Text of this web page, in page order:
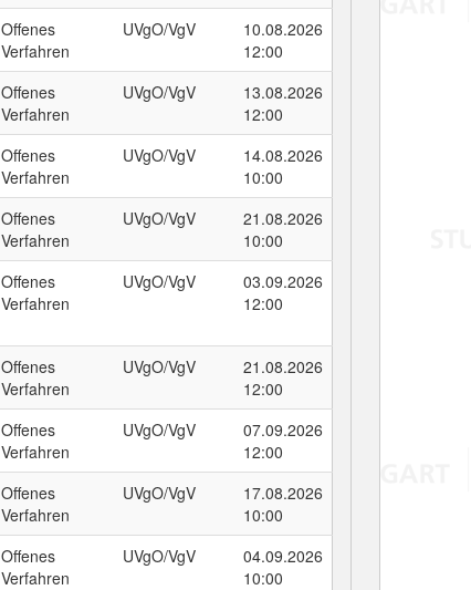
Offenes
Verfahren
UVgO/VgV
10.08.2026
12:00
Offenes
Verfahren
UVgO/VgV
13.08.2026
12:00
Offenes
Verfahren
UVgO/VgV
14.08.2026
10:00
Offenes
Verfahren
UVgO/VgV
21.08.2026
10:00
Offenes
Verfahren
UVgO/VgV
03.09.2026
12:00
Offenes
Verfahren
UVgO/VgV
21.08.2026
12:00
Offenes
Verfahren
UVgO/VgV
07.09.2026
12:00
Offenes
Verfahren
UVgO/VgV
17.08.2026
10:00
Offenes
Verfahren
UVgO/VgV
04.09.2026
10:00